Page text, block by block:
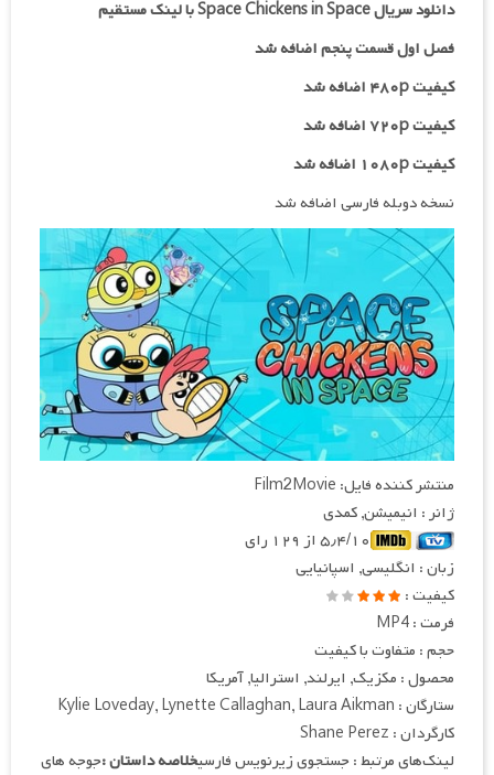
دانلود سریال Space Chickens in Space با لینک مستقیم
فصل اول قسمت پنجم اضافه شد
کیفیت ۴۸۰p اضافه شد
کیفیت ۷۲۰p
اضافه شد
کیفیت ۱۰۸۰p اضافه شد
نسخه دوبله فارسی اضافه شد
منتشر کننده فایل: Film2Movie
ژانر : انیمیشن, کمدی
۵٫۴/۱۰ از ۱۲۹ رای
زبان : انگلیسی, اسپانیایی
کیفیت :
فرمت : MP4
حجم : متفاوت با کیفیت
محصول : مکزیک, ایرلند, استرالیا, آمریکا
ستارگان : Kylie Loveday, Lynette Callaghan, Laura Aikman
کارگردان : Shane Perez
لینک‌های مرتبط : جستجوی زیرنویس فارسیخلاصه داستان :جوجه های